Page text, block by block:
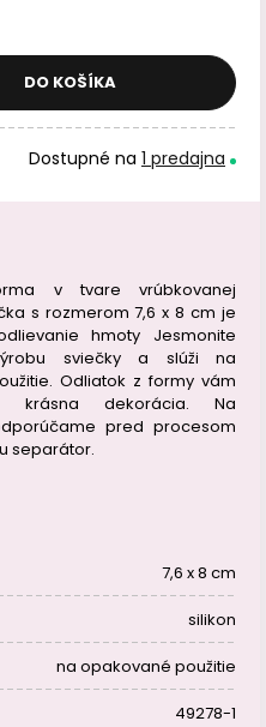
DO KOŠÍKA
Dostupné na 1 predajna
v tvare vrúbkovanej
s rozmerom 7,6 x 8 cm je
hmoty Jesmonite
sviečky a slúži na
Odliatok z formy vám
krásna dekorácia. Na
pred procesom
separátor.
7,6 x 8 cm
silikon
na opakované použitie
49278-1